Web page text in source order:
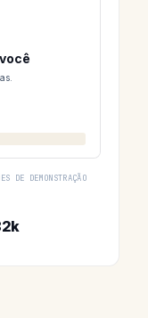
DE DEMONSTRAÇÃO